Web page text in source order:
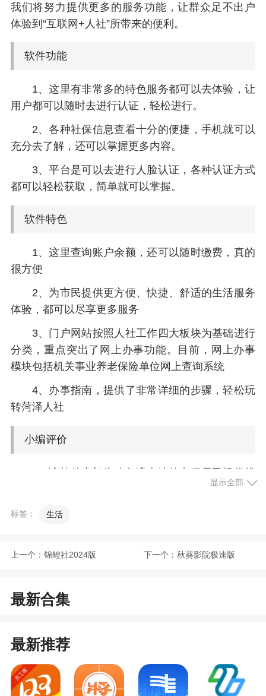
我们将努力提供更多的服务功能，让群众足不出户
体验到“互联网+人社”所带来的便利。
软件功能
1、这里有非常多的特色服务都可以去体验，让
用户都可以随时去进行认证，轻松进行。
2、各种社保信息查看十分的便捷，手机就可以
充分去了解，还可以掌握更多内容。
3、平台是可以去进行人脸认证，各种认证方式
都可以轻松获取，简单就可以掌握。
软件特色
1、这里查询账户余额，还可以随时缴费，真的
很方便
2、为市民提供更方便、快捷、舒适的生活服务
体验，都可以尽享更多服务
3、门户网站按照人社工作四大板块为基础进行
分类，重点突出了网上办事功能。目前，网上办事
模块包括机关事业养老保险单位网上查询系统
4、办事指南，提供了非常详细的步骤，轻松玩
转菏泽人社
小编评价
1、该软件专门为哈尔滨当地的参保居民提供线
上人社服务，旨在为市民提供更加方便、舒适的社
源，同时还能第一时间掌握最新的人社新闻资讯，
2、用户可以在手机软件上了解实时公告通知，
题，功能比较详细，需要的可以来使用
进行人社办理的手机软件，这里有丰富全面的社保
资讯都可以随时去进行了解，不仅可以让用户体验
到更多优质的服务，还可以直接通过平台去进行办
理进度查看，让每位用户都可以享受到不错的使用
显示全部
标签： 生活
上一个： 锦鲤社2024版 下一个： 秋葵影院极速版
最新合集
最新推荐